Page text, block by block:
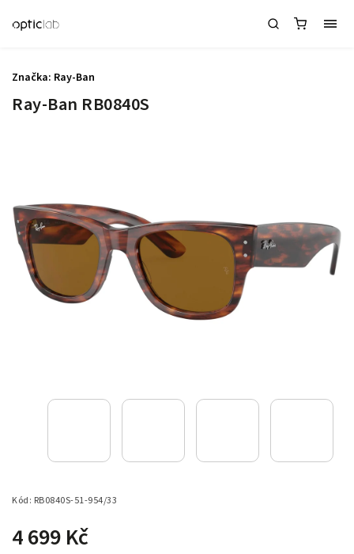
Ray-Ban RB0840S
Kód: RB0840S-51-954/33
4 699 Kč
Značka: Ray-Ban